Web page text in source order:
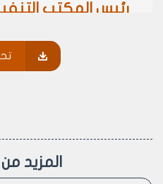
رئيس المكتب
الدكتور
المزيد